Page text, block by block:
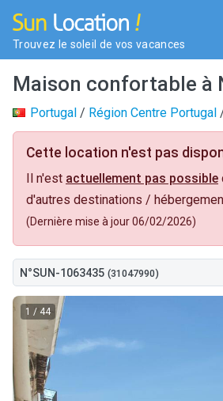
Trouvez le soleil de vos vacances
Maison confortable à
Portugal / Région Centre Portugal
Cette location n'est pas
Il n'est actuellement pas possible
d'autres destinations /
(Dernière mise à jour 06/02/2026)
N°SUN-1063435 (31047990)
1 / 44